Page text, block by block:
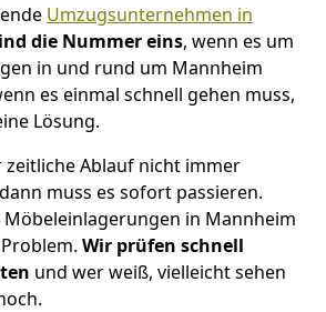
Umzugsunternehmen in
die Nummer eins, wenn es um
in und rund um Mannheim
es einmal schnell gehen muss,
Lösung.
zeitliche Ablauf nicht immer
muss es sofort passieren.
in Mannheim
Wir prüfen schnell
und wer weiß, vielleicht sehen